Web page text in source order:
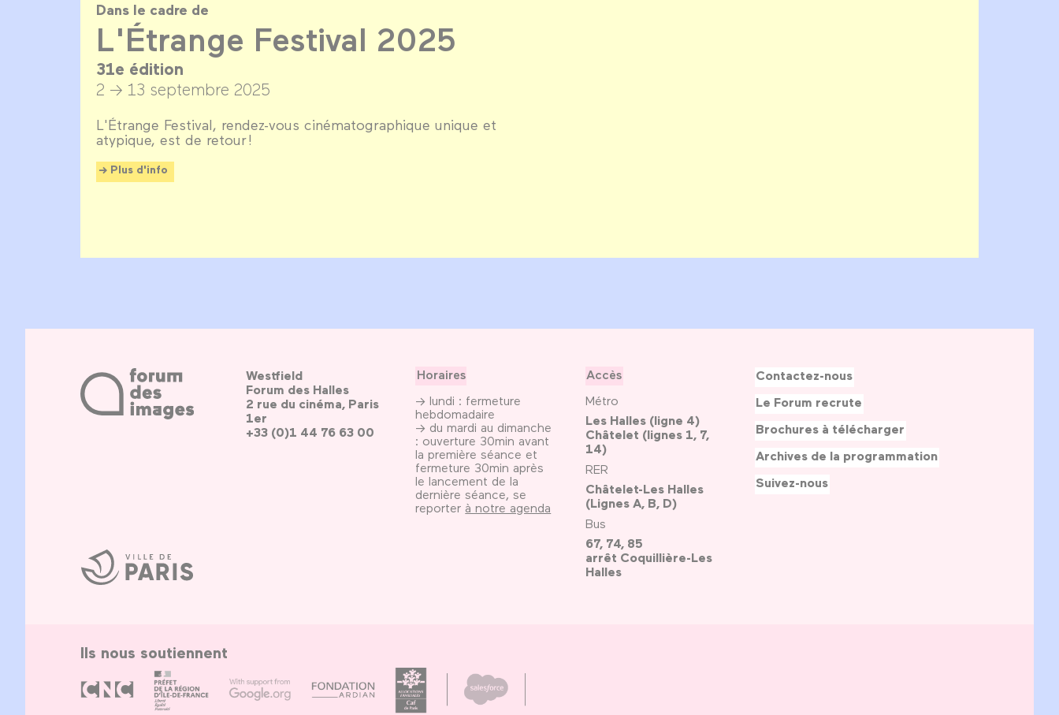
Dans le cadre de
L'Étrange Festival 2025
31e édition
2 → 13 septembre 2025
L'Étrange Festival, rendez-vous cinématographique unique et
atypique, est de retour !
Plus d'info
Ville
de
Paris
Westfield
Forum des Halles
2 rue du cinéma, Paris
1er
+33 (0)1 44 76 63 00
Horaires
→ lundi : fermeture
hebdomadaire
→ du mardi au dimanche
: ouverture 30min avant
la première séance et
fermeture 30min après
le lancement de la
dernière séance, se
reporter à notre agenda
Accès
Métro
Les Halles (ligne 4)
Châtelet (lignes 1, 7,
14)
RER
Châtelet-Les Halles
(Lignes A, B, D)
Bus
67, 74, 85
arrêt Coquillière-Les
Halles
Contactez-nous
Le Forum recrute
Brochures à télécharger
Archives de la programmation
Suivez-nous
Ils nous soutiennent